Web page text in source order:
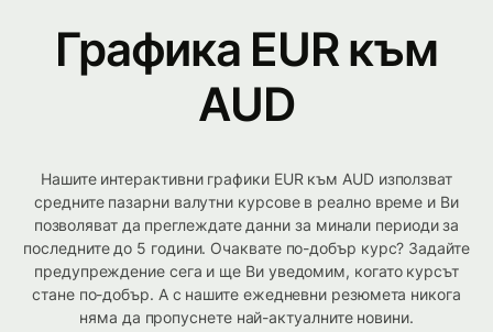
Графика EUR към
AUD
Нашите интерактивни графики EUR към AUD използват
средните пазарни валутни курсове в реално време и Ви
позволяват да преглеждате данни за минали периоди за
последните до 5 години. Очаквате по-добър курс? Задайте
предупреждение сега и ще Ви уведомим, когато курсът
стане по-добър. А с нашите ежедневни резюмета никога
няма да пропуснете най-актуалните новини.